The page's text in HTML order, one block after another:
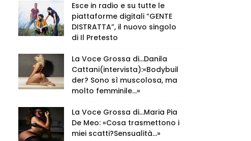
Esce in radio e su tutte le
piattaforme digitali “GENTE
DISTRATTA”, il nuovo singolo
di Il Pretesto
La Voce Grossa di…Danila
Cattani(intervista):«Bodybuil
der? Sono sì muscolosa, ma
molto femminile…»
La Voce Grossa di…Maria Pia
De Meo: «Cosa trasmettono i
miei scatti?Sensualità…»